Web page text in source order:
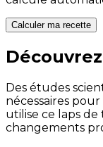
Calculer ma recette
Des études
nécessaires
utilise ce laps
changements